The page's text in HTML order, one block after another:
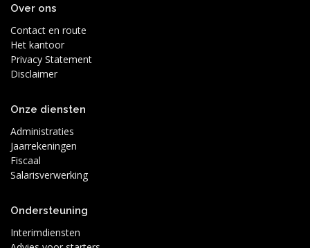
Over ons
Contact en route
Het kantoor
Privacy Statement
Disclaimer
Onze diensten
Administraties
Jaarrekeningen
Fiscaal
Salarisverwerking
Ondersteuning
Interimdiensten